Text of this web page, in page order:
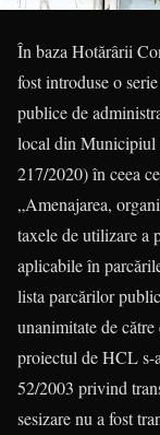
În baza Hotărârii
fost introduse o
publice de
local din Municipiul
217/2020) în ceea
„Amenajarea,
taxele de utilizare a
aplicabile în
lista parcărilor
unanimitate de
proiectul de HCL s-
52/2003 privind
sesizare nu a fost